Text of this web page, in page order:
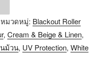
หมวดหมู่: Blackout Roller
, Cream & Beige & Linen,
นม้วน, UV Protection, White